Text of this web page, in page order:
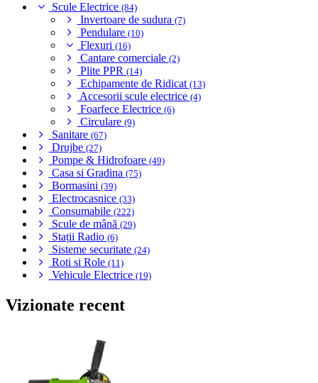
Scule Electrice (84)
Invertoare de sudura (7)
Pendulare (10)
Flexuri (16)
Cantare comerciale (2)
Plite PPR (14)
Echipamente de Ridicat (13)
Accesorii scule electrice (4)
Foarfece Electrice (6)
Circulare (9)
Sanitare (67)
Drujbe (27)
Pompe & Hidrofoare (49)
Casa si Gradina (75)
Bormasini (39)
Electrocasnice (33)
Consumabile (222)
Scule de mână (29)
Stații Radio (6)
Sisteme securitate (24)
Roti si Role (11)
Vehicule Electrice (19)
Vizionate recent